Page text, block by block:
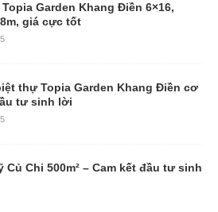
Garden Khang Điền 6×16,
giá cực tốt
thự Topia Garden Khang Điền cơ
tư sinh lời
Củ Chi 500m² – Cam kết đầu tư sinh